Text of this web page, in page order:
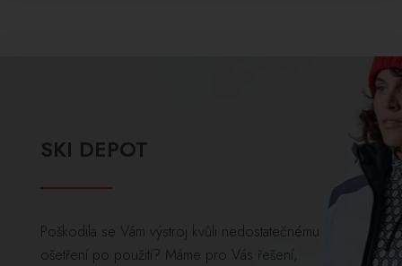
SKI DEPOT
Poškodila se Vám výstroj kvůli nedostatečnému
ošetření po použití? Máme pro Vás řešení,